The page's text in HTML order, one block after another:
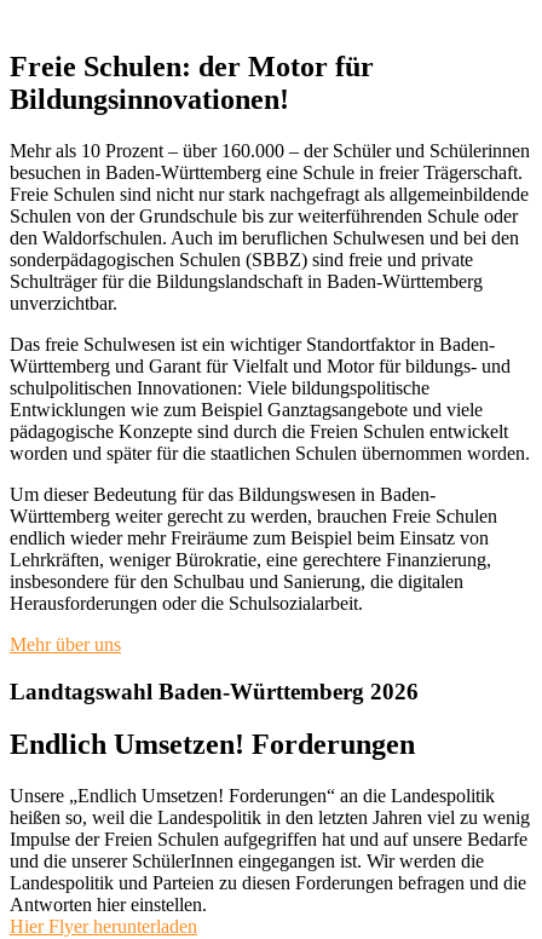
Freie Schulen: der Motor für
Bildungsinnovationen!
Mehr als 10 Prozent – über 160.000 – der Schüler und Schülerinnen
besuchen in Baden-Württemberg eine Schule in freier Trägerschaft.
Freie Schulen sind nicht nur stark nachgefragt als allgemeinbildende
Schulen von der Grundschule bis zur weiterführenden Schule oder
den Waldorfschulen. Auch im beruflichen Schulwesen und bei den
sonderpädagogischen Schulen (SBBZ) sind freie und private
Schulträger für die Bildungslandschaft in Baden-Württemberg
unverzichtbar.
Das freie Schulwesen ist ein wichtiger Standortfaktor in Baden-
Württemberg und Garant für Vielfalt und Motor für bildungs- und
schulpolitischen Innovationen: Viele bildungspolitische
Entwicklungen wie zum Beispiel Ganztagsangebote und viele
pädagogische Konzepte sind durch die Freien Schulen entwickelt
worden und später für die staatlichen Schulen übernommen worden.
Um dieser Bedeutung für das Bildungswesen in Baden-
Württemberg weiter gerecht zu werden, brauchen Freie Schulen
endlich wieder mehr Freiräume zum Beispiel beim Einsatz von
Lehrkräften, weniger Bürokratie, eine gerechtere Finanzierung,
insbesondere für den Schulbau und Sanierung, die digitalen
Herausforderungen oder die Schulsozialarbeit.
Mehr über uns
Landtagswahl Baden-Württemberg 2026
Endlich Umsetzen! Forderungen
Unsere „Endlich Umsetzen! Forderungen“ an die Landespolitik
heißen so, weil die Landespolitik in den letzten Jahren viel zu wenig
Impulse der Freien Schulen aufgegriffen hat und auf unsere Bedarfe
und die unserer SchülerInnen eingegangen ist. Wir werden die
Landespolitik und Parteien zu diesen Forderungen befragen und die
Antworten hier einstellen.
Hier Flyer herunterladen